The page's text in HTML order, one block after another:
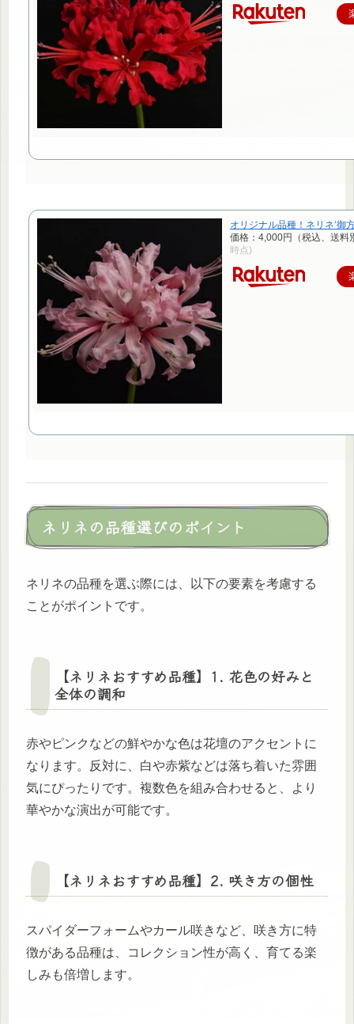
オリジナル品種！ネリネ‘御
価格：4,000円（税込、送料
時点)
ネリネの品種選びのポイント
ネリネの品種を選ぶ際には、以下の要素を考慮する
ことがポイントです。
【ネリネおすすめ品種】1. 花色の好みと
全体の調和
赤やピンクなどの鮮やかな色は花壇のアクセントに
なります。反対に、白や赤紫などは落ち着いた雰囲
気にぴったりです。複数色を組み合わせると、より
華やかな演出が可能です。
【ネリネおすすめ品種】2. 咲き方の個性
スパイダーフォームやカール咲きなど、咲き方に特
徴がある品種は、コレクション性が高く、育てる楽
しみも倍増します。